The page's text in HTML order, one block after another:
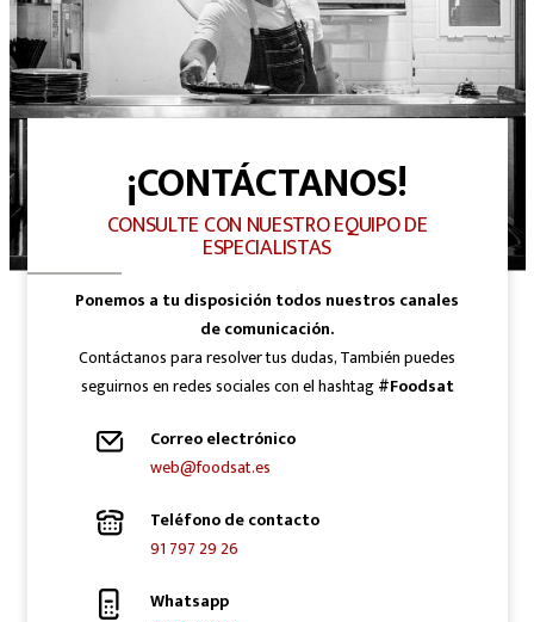
¡CONTÁCTANOS!
CONSULTE CON NUESTRO EQUIPO DE
ESPECIALISTAS
Ponemos a tu disposición todos nuestros canales
de comunicación.
Contáctanos para resolver tus dudas, También puedes
seguirnos en redes sociales con el hashtag#Foodsat
Correo electrónico
web@foodsat.es
Teléfono de contacto
91 797 29 26
Whatsapp